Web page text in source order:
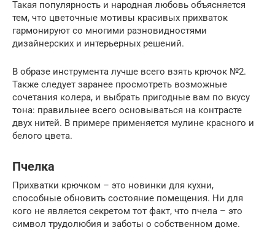
Такая популярность и народная любовь объясняется
тем, что цветочные мотивы красивых прихваток
гармонируют со многими разновидностями
дизайнерских и интерьерных решений.
В образе инструмента лучше всего взять крючок №2.
Также следует заранее просмотреть возможные
сочетания колера, и выбрать пригодные вам по вкусу
тона: правильнее всего основываться на контрасте
двух нитей. В примере применяется мулине красного и
белого цвета.
Пчелка
Прихватки крючком – это новинки для кухни,
способные обновить состояние помещения. Ни для
кого не является секретом тот факт, что пчела – это
символ трудолюбия и заботы о собственном доме.